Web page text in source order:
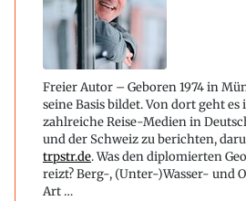
Freier Autor – Geboren 1974 in
seine Basis bildet. Von dort geht
zahlreiche Reise-Medien in
und der Schweiz zu berichten,
trpstr.de. Was den diplomierten
reizt? Berg-, (Unter-)Wasser- und
Art …